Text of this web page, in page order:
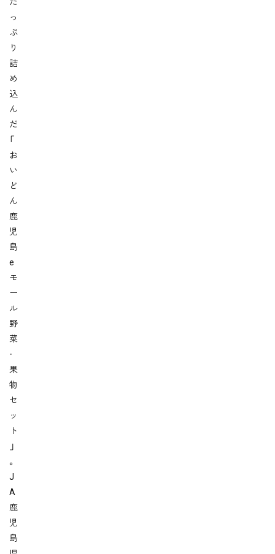
っ
ぷ
り
詰
め
込
ん
だ
「
お
い
ど
ん
鹿
児
島
e
モ
ー
ル
野
菜
・
果
物
セ
ッ
ト
」
。
J
A
鹿
児
島